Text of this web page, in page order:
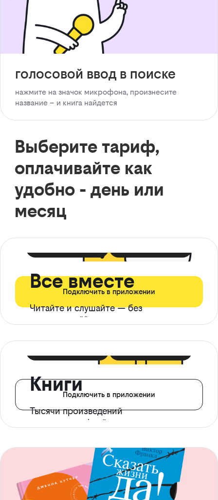
голосовой ввод в поиске
нажмите на значок микрофона, произнесите
название – и книга найдется
Выберите тариф,
оплачивайте как
удобно - день или
месяц
Все вместе
Читайте и слушайте — без
ограничений*
Подключить в приложении
Книги
Тысячи произведений
с доступом офлайн
Подключить в приложении